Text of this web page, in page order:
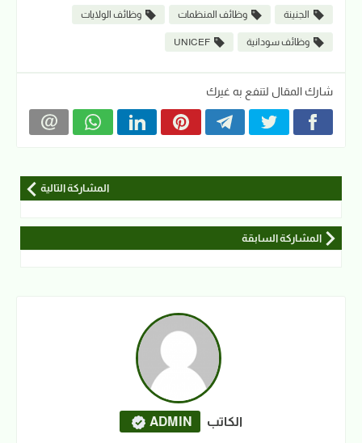
الجنينة وظائف المنظمات وظائف الولايات
وظائف سودانية UNICEF
شارك المقال لتنفع به غيرك
المشاركة التالية
المشاركة السابقة
الكاتب ADMIN